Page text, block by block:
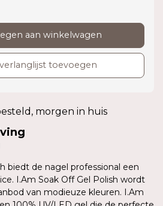
aan winkelwagen
toevoegen
morgen in huis
biedt de nagel professional een
I.Am Soak Off Gel Polish wordt
van modieuze kleuren. I.Am